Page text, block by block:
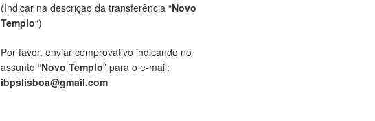
(Indicar na descrição da transferência “Novo
Templo“)
Por favor, enviar comprovativo indicando no
assunto “Novo Templo” para o e-mail:
ibpslisboa@gmail.com